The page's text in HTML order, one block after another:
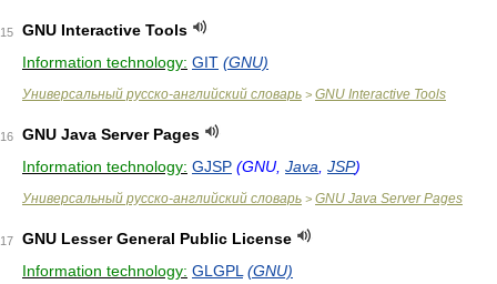
15
GNU Interactive Tools
Information technology: GIT (GNU)
Универсальный русско-английский словарь > GNU Interactive Tools
16
GNU Java Server Pages
Information technology: GJSP (GNU, Java JSP)
Универсальный русско-английский словарь > GNU Java Server Pages
17
GNU Lesser General Public License
Information technology: GLGPL (GNU)